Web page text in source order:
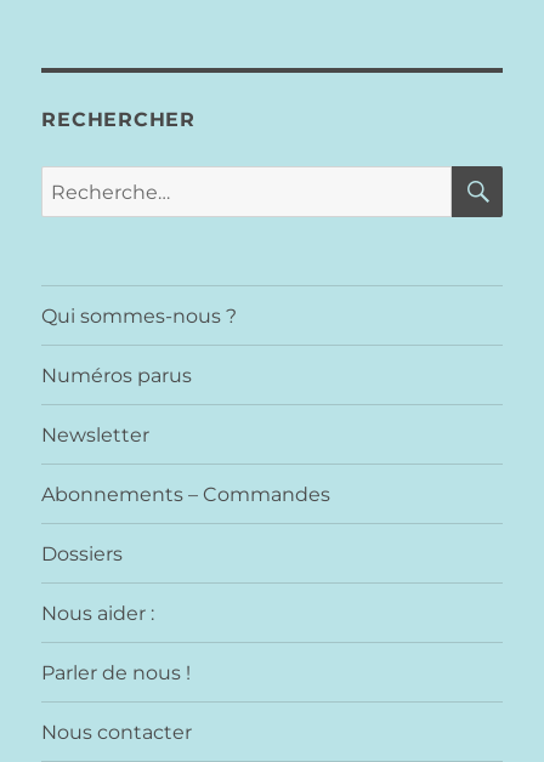
RECHERCHER
Recherche
pour :
Qui sommes-nous ?
Numéros parus
Newsletter
Abonnements – Commandes
Dossiers
Nous aider :
Parler de nous !
Nous contacter